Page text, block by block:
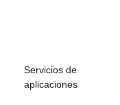
Servicios de
aplicaciones